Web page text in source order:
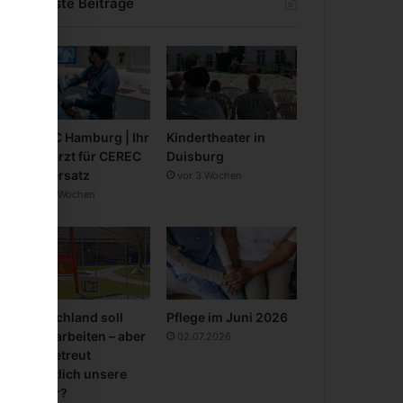
CEREC Hamburg | Ihr
Zahnarzt für CEREC
Zahnersatz
vor 3 Wochen
Kindertheater in
Duisburg
vor 3 Wochen
Deutschland soll
mehr arbeiten – aber
wer betreut
eigentlich unsere
Kinder?
Pflege im Juni 2026
02.07.2026